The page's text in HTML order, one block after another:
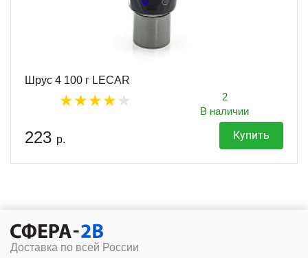
Шрус 4 100 г LECAR
2
В наличии
223 р. Купить
Доставка по всей России